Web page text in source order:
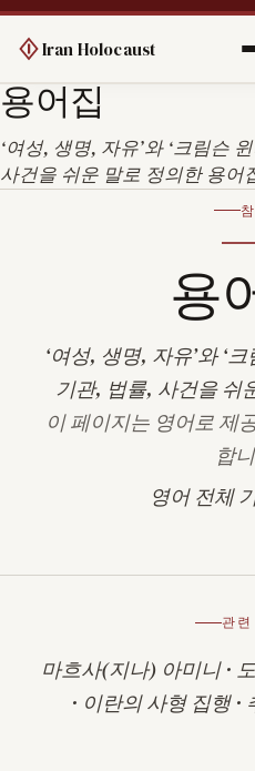
Iran Holocaust
용어집
‘여성, 생명, 자유’와 ‘크림슨
사건을 쉬운 말로 정의한 용어
용
‘여성, 생명, 자유’와 ‘
기관, 법률, 사건을 쉬
이 페이지는 영어로 제
합
영어 전체
관
마흐사(지나) 아미니·
· 이란의 사형 집행·